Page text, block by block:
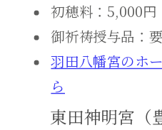
初穂料：5,000円
御祈祷授与品：
羽田八幡宮のホ
ら
東田神明宮（